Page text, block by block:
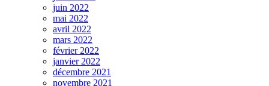
juin 2022
mai 2022
avril 2022
mars 2022
février 2022
janvier 2022
décembre 2021
novembre 2021